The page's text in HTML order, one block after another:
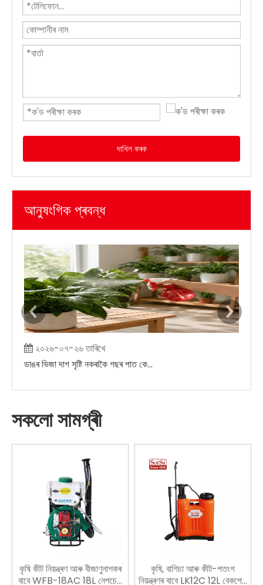
দাখিল কৰক
আনুষংগিক প্ৰবন্ধ
২০২৬-০৭-২৬ তাৰিখে
ডাঙৰ ভিজা দাগ সৃষ্টি নকৰাকৈ গছৰ পাত কেনেকৈ কুঁৱলী কৰিব পাৰি
সকলো সামগ্ৰী
কৃষি কীট নিয়ন্ত্ৰণ আৰু বীজাণুনাশকৰ
বাবে WFB-18AC 18L নেপচেক
কৃষি, বাগিচা আৰু কীট-পতংগ
নিয়ন্ত্ৰণৰ বাবে LK12C 12L বেকপেক